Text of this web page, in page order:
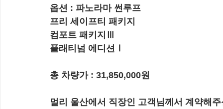
옵션 : 파노라마 썬루프
프리 세이프티 패키지
컴포트 패키지Ⅲ
플래티넘 에디션Ⅰ
총 차량가 : 31,850,000원
멀리 울산에서 직장인 고객님께서 계약해